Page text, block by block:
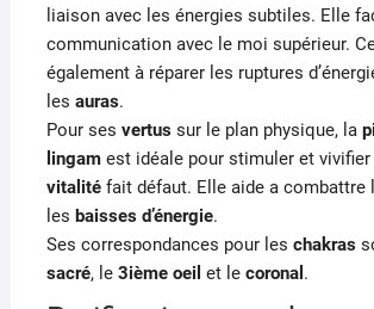
liaison avec les énergies subtiles. Elle
communication avec le moi supérieur.
également à réparer les ruptures
les auras.
Pour ses vertussur le plan physique, la
lingam est idéale pour stimuler et vivifier
vitalitéfait défaut. Elle aide a combattre
les baisses d’énergie.
Ses correspondances pour les chakras
sacré, le 3ième oeil et le coronal .